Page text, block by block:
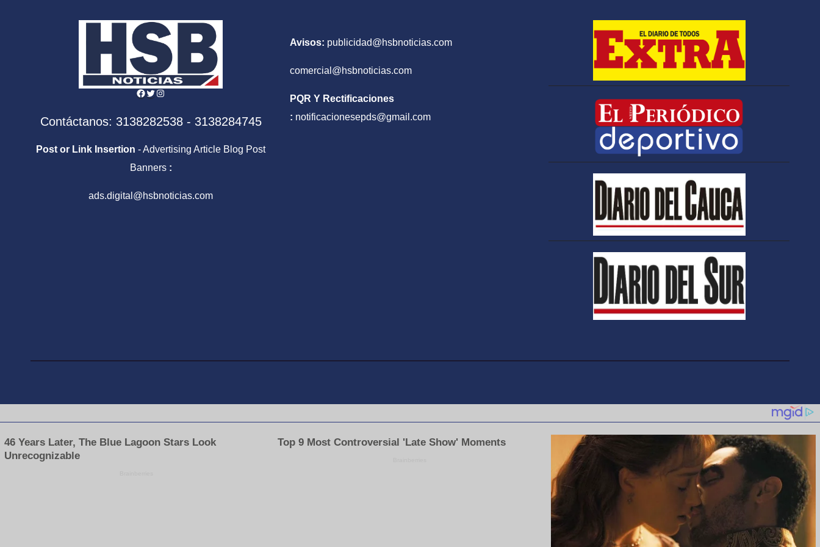
del Caribe
Facebook
Twitter
Instagram
Contáctanos: 3138282538 - 3138284745
Post or Link Insertion - Advertising Article Blog Post
Banners :
ads.digital@hsbnoticias.com
Avisos: publicidad@hsbnoticias.com
comercial@hsbnoticias.com
PQR Y Rectificaciones
: notificacionesepds@gmail.com